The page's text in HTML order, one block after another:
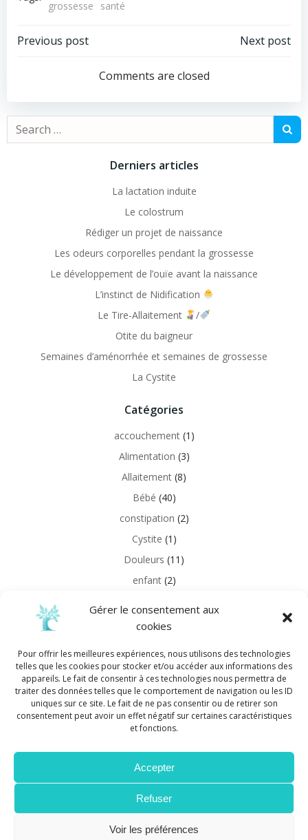
Gérer le consentement aux
cookies
Pour offrir les meilleures expériences, nous utilisons des technologies
telles que les cookies pour stocker et/ou accéder aux informations des
appareils. Le fait de consentir à ces technologies nous permettra de
traiter des données telles que le comportement de navigation ou les ID
uniques sur ce site. Le fait de ne pas consentir ou de retirer son
consentement peut avoir un effet négatif sur certaines caractéristiques
et fonctions.
Accepter
Refuser
Voir les préférences
grossesse
santé
Post
navigation
Previous post
navigation
Next post
Comments are closed
Search
for:
Derniers articles
La lactation induite
Le colostrum
Rédiger un projet de naissance
Les odeurs corporelles pendant la grossesse
Le développement de l’ouïe avant la naissance
L’instinct de Nidification
Le Tire-Allaitement
/
Otite du baigneur
Semaines d’aménorrhée et semaines de grossesse
La Cystite
Catégories
accouchement(1)
Alimentation (3)
Allaitement (8)
Bébé (40)
constipation (2)
Cystite (1)
Douleurs (11)
enfant(2)
Information(11)
Sports(1)
Uncategorized(2)
lien bebe this is a link
free using WordPress and